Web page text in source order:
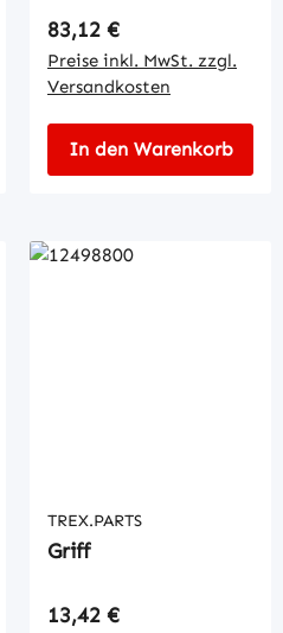
Regulärer Preis:
83,12 €
Preise inkl. MwSt. zzgl.
Versandkosten
In den Warenkorb
TREX.PARTS
Griff
Regulärer Preis:
13,42 €